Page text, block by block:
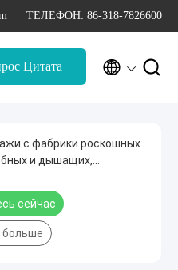
ТЕЛЕФОН: 86-318-7826600
Цитата  
с фабрики роскошных
и дышащих,
сейчас
больше